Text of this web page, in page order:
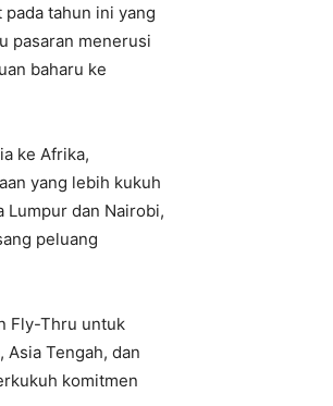
tahun ini yang
pasaran menerusi
baharu ke
ke Afrika,
yang lebih kukuh
Lumpur dan Nairobi,
peluang
Fly-Thru untuk
Tengah, dan
komitmen